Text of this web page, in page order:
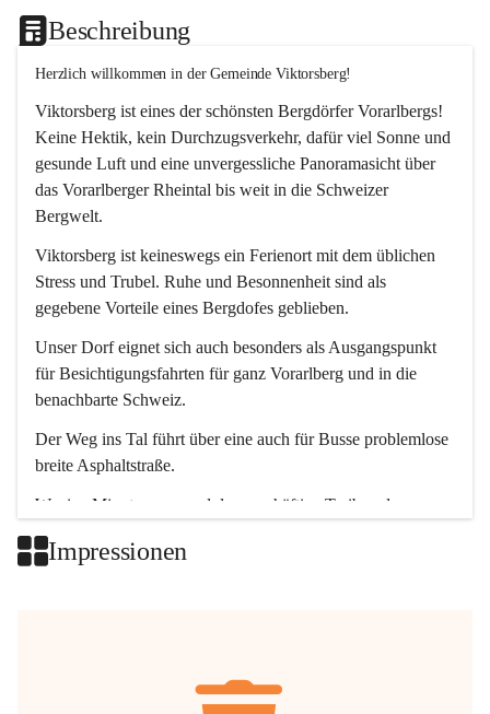
Beschreibung
Herzlich willkommen in der Gemeinde Viktorsberg!
Viktorsberg ist eines der schönsten Bergdörfer Vorarlbergs!
Keine Hektik, kein Durchzugsverkehr, dafür viel Sonne und
gesunde Luft und eine unvergessliche Panoramasicht über
das Vorarlberger Rheintal bis weit in die Schweizer
Bergwelt.
Viktorsberg ist keineswegs ein Ferienort mit dem üblichen
Stress und Trubel. Ruhe und Besonnenheit sind als
gegebene Vorteile eines Bergdofes geblieben.
Unser Dorf eignet sich auch besonders als Ausgangspunkt
für Besichtigungsfahrten für ganz Vorarlberg und in die
benachbarte Schweiz.
Der Weg ins Tal führt über eine auch für Busse problemlose
breite Asphaltstraße.
Wenige Minuten nur, und das geschäftige Treiben der
Impressionen